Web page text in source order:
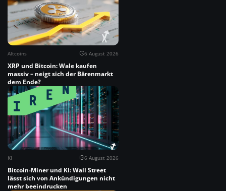
Altcoins 6 August 2026
XRP und Bitcoin: Wale kaufen
massiv – neigt sich der Bärenmarkt
dem Ende?
KI 6 August 2026
Bitcoin-Miner und KI: Wall Street
lässt sich von Ankündigungen nicht
mehr beeindrucken